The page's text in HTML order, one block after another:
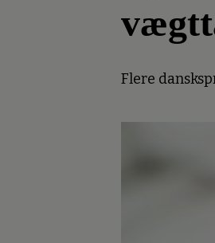
Flere